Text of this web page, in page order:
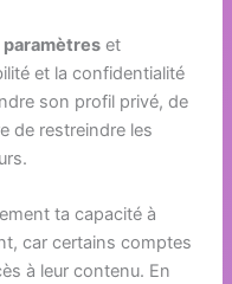
paramètres et
et la confidentialité
son profil privé, de
de restreindre les
ta capacité à
car certains comptes
à leur contenu. En